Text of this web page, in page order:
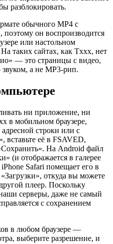
разблокировать.
обычного MP4 с
поэтому он воспроизводится
или настольном
таких сайтах, как Txxx, нет
— это страницы с видео,
а не MP3-рип.
ни приложение, ни
в мобильном браузере,
строки или с
её в FSAVED,
На Android файл
(и отображается в галерее
Safari помещает его в
откуда вы можете
плеер. Поскольку
серверы, даже не самый
с сохранением
в любом браузере —
выберите разрешение, и